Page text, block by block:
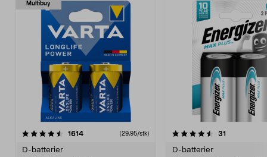
Multibuy
1614anmeldelser(29,95/stk)
D-batterier
4.5av 5 stjerner 31
D-batterier